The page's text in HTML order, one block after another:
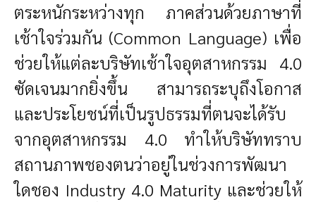
ตระหนักระหว่างทุก ภาคส่วนด้วยภาษาที่
เช้าใจร่วมกัน (Common Language) เพื่อ
ช่วยให้แต่ละบริษัทเช้าใจอุตสาหกรรม 4.0
ซัดเจนมากยิ่งขึ้น สามารถระบุถึงโอกาส
และประโยชน์ที่เป็นรูปธรรมที่ตนจะได้รับ
จากอุตสาหกรรม 4.0 ทำให้บริษัททราบ
สถานภาพชองตนว่าอยู่ในช่วงการพัฒนา
ใดชอง Industry 4.0 Maturity และช่วยให้